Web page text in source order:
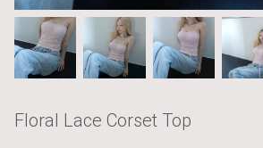
Floral Lace Corset Top